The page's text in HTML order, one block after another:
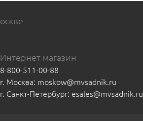
Интернет магазин
8-800-511-00-88
г. Москва: moskow@mvsadnik.ru
г. Санкт-Петербург: esales@mvsadnik.ru